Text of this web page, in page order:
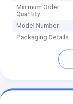
Minimum Order
Quantity
Model Number
Packaging Details